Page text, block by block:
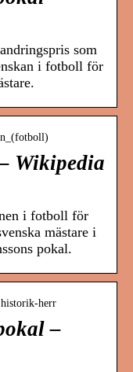
som
i fotboll för
Wikipedia
i fotboll för
mästare i
pokal.
herr
–